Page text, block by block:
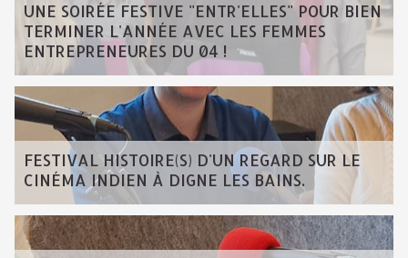
UNE SOIRÉE FESTIVE "ENTR'ELLES" POUR BIEN
TERMINER L'ANNÉE AVEC LES FEMMES
ENTREPRENEURES DU 04 !
FESTIVAL HISTOIRE(S) D'UN REGARD SUR LE
CINÉMA INDIEN À DIGNE LES BAINS.